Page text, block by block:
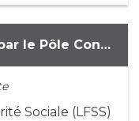
Information communiquée par le Pôle Conseil de la compagnie Neuflize Vie (9 décembre 2013)
Sociale (LFSS)